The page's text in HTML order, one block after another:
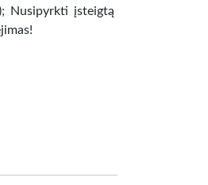
Nusipyrkti įsteigtą